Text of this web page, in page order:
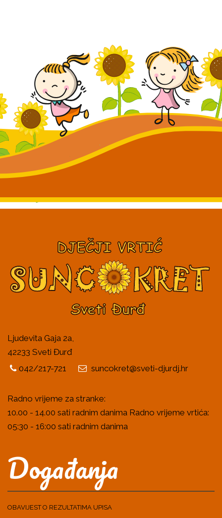
Ljudevita Gaja 2a,
42233 Sveti Đurđ
042/217-721
suncokret@sveti-djurdj.hr
Radno vrijeme za stranke:
10.00 - 14.00 sati radnim danima Radno vrijeme vrtića:
05:30 - 16:00 sati radnim danima
Događanja
OBAVIJEST O REZULTATIMA UPISA